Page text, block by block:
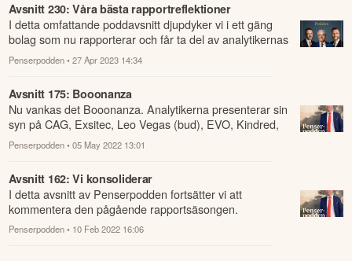
Avsnitt 230: Våra bästa rapportreflektioner
I detta omfattande poddavsnitt djupdyker vi i ett gäng
bolag som nu rapporterar och får ta del av analytikernas
reflektioner.
Penserpodden • 27 Apr 2023 14:34
Avsnitt 175: Booonanza
Nu vankas det Booonanza. Analytikerna presenterar sin
syn på CAG, Exsitec, Leo Vegas (bud), EVO, Kindred,
SBB, Temadag Effektivitet, Elander...
Penserpodden • 05 May 2022 13:01
Avsnitt 162: Vi konsoliderar
I detta avsnitt av Penserpodden fortsätter vi att
kommentera den pågående rapportsäsongen.
Penserpodden • 10 Feb 2022 16:06